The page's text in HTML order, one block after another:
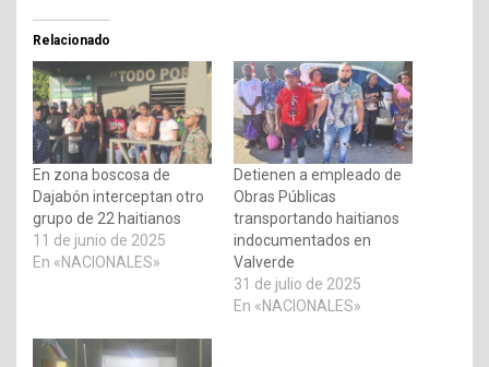
Relacionado
En zona boscosa de
Dajabón interceptan otro
grupo de 22 haitianos
11 de junio de 2025
En «NACIONALES»
Detienen a empleado de
Obras Públicas
transportando haitianos
indocumentados en
Valverde
31 de julio de 2025
En «NACIONALES»